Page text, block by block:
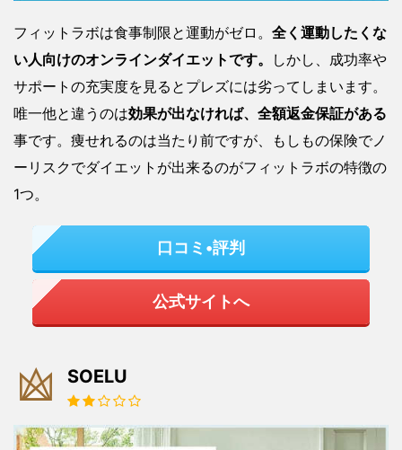
フィットラボは食事制限と運動がゼロ。 全く運動したくな
い人向けのオンラインダイエットです。
しかし、成功率や
サポートの充実度を見るとプレズには劣ってしまいます。
唯一他と違うのは効果が出なければ、全額返金保証がある
事です。痩せれるのは当たり前ですが、もしもの保険でノ
ーリスクでダイエットが出来るのがフィットラボの特徴の
1つ。
口コミ•評判
公式サイトへ
SOELU